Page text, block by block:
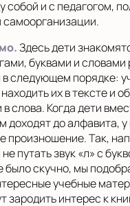
собой и с педагогом,
самоорганизации.
Здесь дети
буквами и словами
следующем порядке:
их в тексте и
слова. Когда дети
доходят до алфавита,
произношение. Так,
путать звук «л» с
было скучно, мы
учебные
зародить интерес к